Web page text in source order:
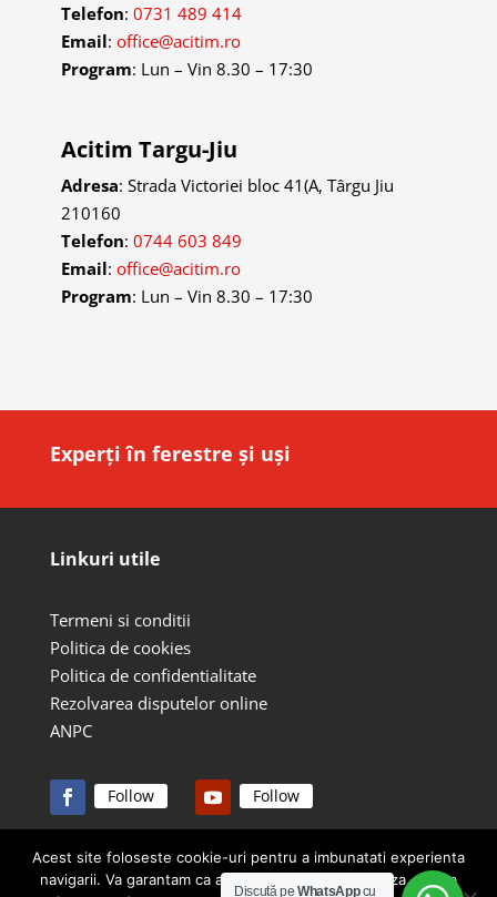
Telefon: 0731 489 414
Email: office@acitim.ro
Program: Lun – Vin 8.30 – 17:30
Acitim Targu-Jiu
Adresa: Strada Victoriei bloc 41(A, Târgu Jiu
210160
Telefon: 0744 603 849
Email: office@acitim.ro
Program: Lun – Vin 8.30 – 17:30
Experți în ferestre și uși
Linkuri utile
Termeni si conditii
Politica de cookies
Politica de confidentialitate
Rezolvarea disputelor online
ANPC
Follow Follow
Design bywebDESIGNofficeDiscută peWhatsAppcu
Acest site foloseste cookie-uri pentru a imbunatati experienta
navigarii. Va garantam ca acest lucru nu va afecteaza, dar va